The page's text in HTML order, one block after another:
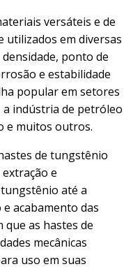
versáteis e de
utilizados em diversas
ponto de
e estabilidade
popular em setores
indústria de petróleo
e muitos outros.
de tungstênio
e
até a
acabamento das
que as hastes de
mecânicas
uso em suas